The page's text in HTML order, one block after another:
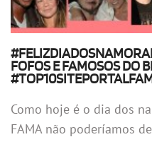
FOFOS E FAMOSOS DO
Como hoje é o dia dos
FAMA não poderíamos